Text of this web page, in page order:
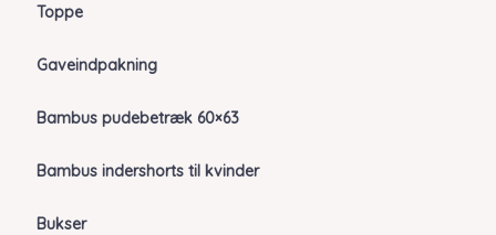
Toppe
Gaveindpakning
Bambus pudebetræk 60×63
Bambus indershorts til kvinder
Bukser